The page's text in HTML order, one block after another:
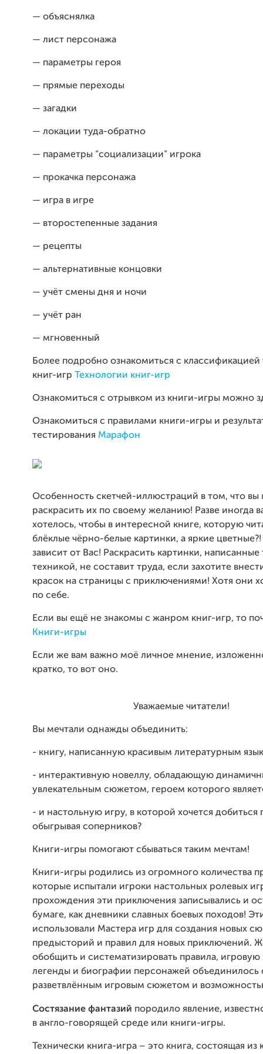
— объяснялка
— лист персонажа
— параметры героя
— прямые переходы
— загадки
— локации туда-обратно
— параметры “социализации” игрока
— прокачка персонажа
— игра в игре
— второстепенные задания
— рецепты
— альтернативные концовки
— учёт смены дня и ночи
— учёт ран
— мгновенный
Более подробно ознакомиться с классификацией
книг-игр
Технологии книг-игр
Ознакомиться с отрывком из книги-игры можно
Ознакомиться с правилами книги-игры и
тестирования Марафон
Особенность скетчей-иллюстраций в том, что вы
раскрасить их по своему желанию! Разве иногда
хотелось, чтобы в интересной книге, которую
блёклые чёрно-белые картинки, а яркие
зависит от Вас! Раскрасить картинки, написанные
техникой, не составит труда, если захотите
красок на страницы с приключениями! Хотя они
по себе.
Если вы ещё не знакомы с жанром книг-игр, то
Книги-игры
Если же вам важно моё личное мнение,
кратко, то вот оно.
Уважаемые читатели!
Вы мечтали однажды объединить:
- книгу, написанную красивым литературным
- интерактивную новеллу, обладающую
увлекательным сюжетом, героем которого
- и настольную игру, в которой хочется добиться
обыгрывая соперников?
Книги-игры помогают сбываться таким мечтам!
Книги-игры родились из огромного количества
которые испытали игроки настольных ролевых
прохождения эти приключения записывались и
бумаге, как дневники славных боевых походов!
использовали Мастера игр для создания новых
предысторий и правил для новых приключений.
обобщить и систематизировать правила, игровую
легенды и биографии персонажей объединилось
разветвлённым игровым сюжетом и
Состязание фантазий породило явление,
в англо-говорящей среде или книги-игры.
Технически книга-игра – это книга, состоящая из